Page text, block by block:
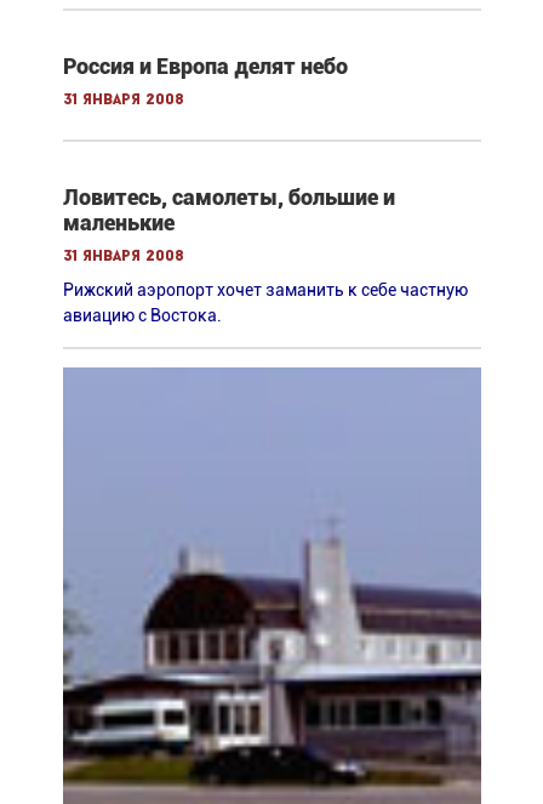
Россия и Европа делят небо
31 января 2008
Ловитесь, самолеты, большие и
маленькие
31 января 2008
Рижский аэропорт хочет заманить к себе частную
авиацию с Востока.